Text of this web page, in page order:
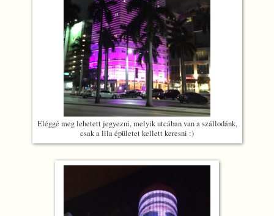
Eléggé meg lehetett jegyezni, melyik utcában van a szállodánk,
csak a lila épületet kellett keresni :)